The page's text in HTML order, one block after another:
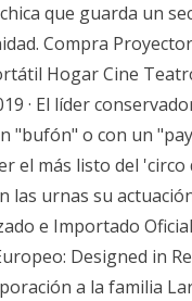
que guarda un
Compra
Hogar Cine
· El líder
"bufón" o con un
el más listo del 'circo
las urnas su
e Importado
Designed in
a la familia